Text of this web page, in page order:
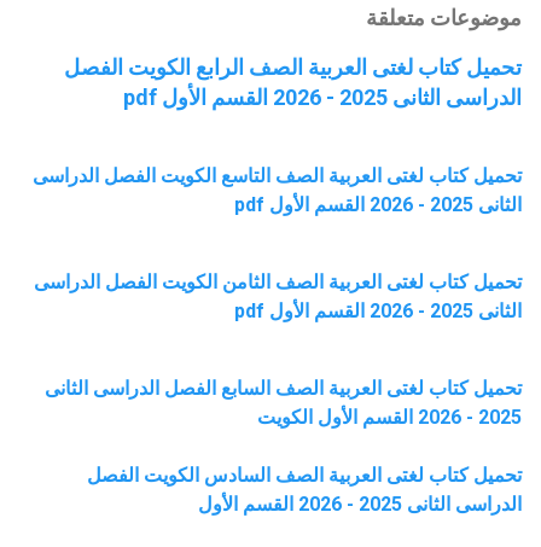
موضوعات متعلقة
تحميل كتاب لغتى العربية الصف الرابع الكويت الفصل
الدراسى الثانى 2025 - 2026 القسم الأول pdf
تحميل كتاب لغتى العربية الصف التاسع الكويت الفصل الدراسى
الثانى 2025 - 2026 القسم الأول pdf
تحميل كتاب لغتى العربية الصف الثامن الكويت الفصل الدراسى
الثانى 2025 - 2026 القسم الأول pdf
تحميل كتاب لغتى العربية الصف السابع الفصل الدراسى الثانى
2025 - 2026 القسم الأول الكويت
تحميل كتاب لغتى العربية الصف السادس الكويت الفصل
الدراسى الثانى 2025 - 2026 القسم الأول